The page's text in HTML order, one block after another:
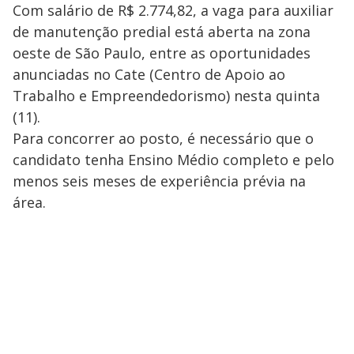
Com salário de R$ 2.774,82, a vaga para auxiliar
de manutenção predial está aberta na zona
oeste de São Paulo, entre as oportunidades
anunciadas no Cate (Centro de Apoio ao
Trabalho e Empreendedorismo) nesta quinta
(11).
Para concorrer ao posto, é necessário que o
candidato tenha Ensino Médio completo e pelo
menos seis meses de experiência prévia na
área.